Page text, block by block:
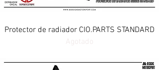
Protector de radiador CIO.PARTS STANDARD
Agotado